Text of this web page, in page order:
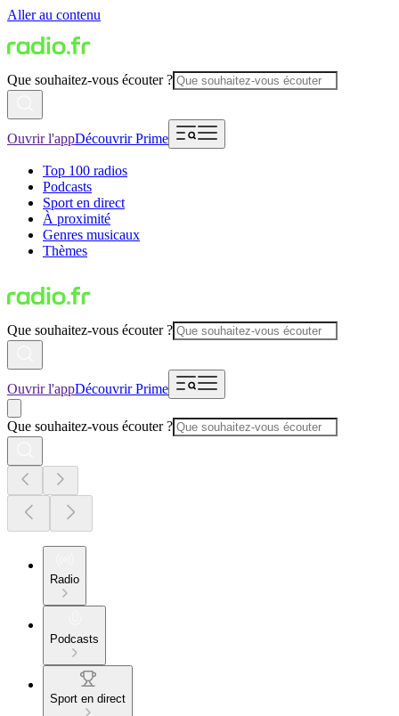
Aller au contenu
Que souhaitez-vous écouter ?
Ouvrir l'appDécouvrir Prime
Top 100 radios
Podcasts
Sport en direct
À proximité
Genres musicaux
Thèmes
Que souhaitez-vous écouter ?
Ouvrir l'appDécouvrir Prime
Que souhaitez-vous écouter ?
Radio
Podcasts
Sport en direct